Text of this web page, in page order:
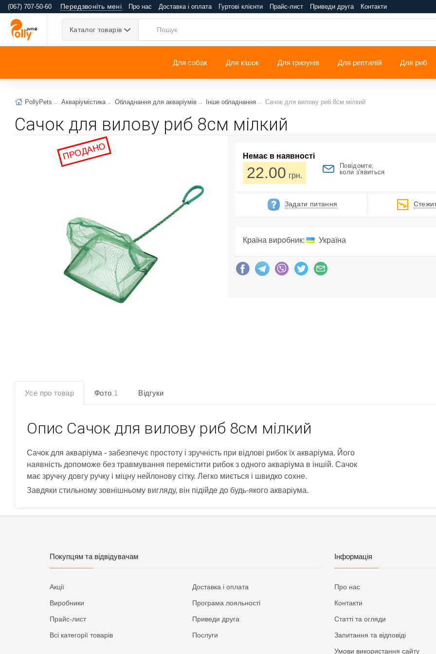
(067) 707-50-60 Передзвоніть мені Про нас Доставка і оплата Гуртові клієнти Прайс-лист Приведи друга Контакти
Каталог товарів
Для собак Для кішок Для гризунів Для рептилій Для риб
PollyPets Акваріумістика Обладнання для акваріумів Інше обладнання Сачок для вилову риб 8см мілкий
Сачок для вилову риб 8см мілкий
ПРОДАНО Немає в наявності
22.00 грн.
Повідомте,
коли з'явиться
Задати питання
Країна виробник: Україна
Усе про товар Фото 1 Відгуки
Опис Сачок для вилову риб 8см мілкий
Сачок для акваріума - забезпечує простоту і зручність при відлові рибок їх акваріума. Його
наявність допоможе без травмування перемістити рибок з одного акваріума в іншій. Сачок
має зручну довгу ручку і міцну нейлонову сітку. Легко миється і швидко сохне.
Завдяки стильному зовнішньому вигляду, він підійде до будь-якого акваріума.
Покупцям та відвідувачам
Акції
Виробники
Прайс-лист
Всі категорії товарів
Доставка і оплата
Програма лояльності
Приведи друга
Послуги
Інформація
Про нас
Контакти
Статті та огляди
Запитання та відповіді
Умови використання сайту